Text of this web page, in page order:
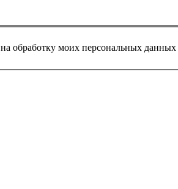
на обработку моих персональных